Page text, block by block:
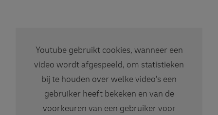
Youtube gebruikt cookies, wanneer een
video wordt afgespeeld, om statistieken
bij te houden over welke video's een
gebruiker heeft bekeken en van de
voorkeuren van een gebruiker voor